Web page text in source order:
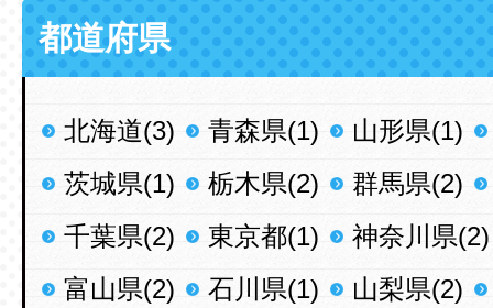
都道府県
北海道(3) 青森県(1)
山形県(1)
茨城県(1)
栃木県(2)
群馬県(2)
千葉県(2)
東京都(1)
神奈川県(2)
富山県(2)
石川県(1)
山梨県(2)